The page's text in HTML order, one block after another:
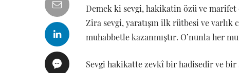
Demek ki sevgi, hakikatin özü ve marifet
Zira sevgi, yaratışın ilk rütbesi ve
muhabbetle kazanmıştır. O’nunla her
Sevgi hakikatte zevkî bir hadisedir ve